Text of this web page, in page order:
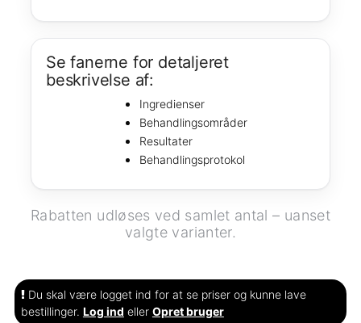
Se fanerne for detaljeret
beskrivelse af:
Ingredienser
Behandlingsområder
Resultater
Behandlingsprotokol
Rabatten udløses ved samlet antal – uanset
valgte varianter.
Du skal være logget ind for at se priser og kunne lave
bestillinger. Log ind eller Opret bruger